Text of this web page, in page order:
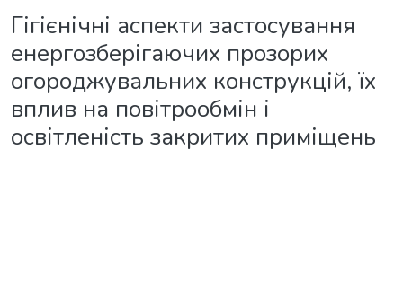
Гігієнічні аспекти застосування
енергозберігаючих прозорих
огороджувальних конструкцій, їх
вплив на повітрообмін і
освітленість закритих приміщень